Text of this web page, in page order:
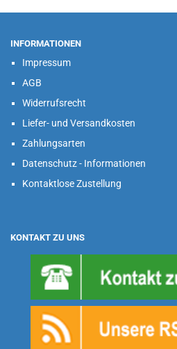
INFORMATIONEN
Impressum
AGB
Widerrufsrecht
Liefer- und Versandkosten
Zahlungsarten
Datenschutz - Informationen
Kontaktlose Zustellung
KONTAKT ZU UNS